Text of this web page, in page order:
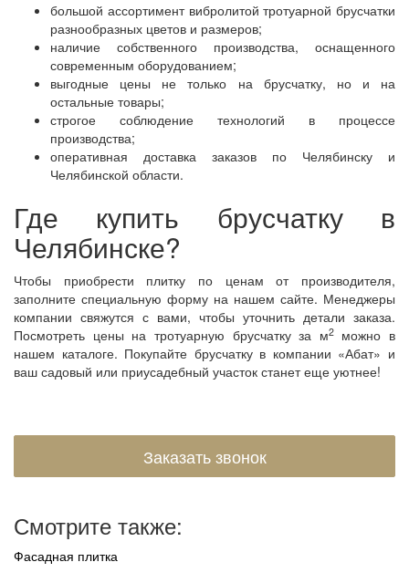
большой ассортимент вибролитой тротуарной брусчатки
разнообразных цветов и размеров;
наличие собственного производства, оснащенного
современным оборудованием;
выгодные цены не только на брусчатку, но и на
остальные товары;
строгое соблюдение технологий в процессе
производства;
оперативная доставка заказов по Челябинску и
Челябинской области.
Где купить брусчатку в
Челябинске?
Чтобы приобрести плитку по ценам от производителя,
заполните специальную форму на нашем сайте. Менеджеры
компании свяжутся с вами, чтобы уточнить детали заказа.
Посмотреть цены на тротуарную брусчатку за м2можно в
нашем каталоге. Покупайте брусчатку в компании «Абат» и
ваш садовый или приусадебный участок станет еще уютнее!
Заказать звонок
Смотрите также:
Фасадная плитка